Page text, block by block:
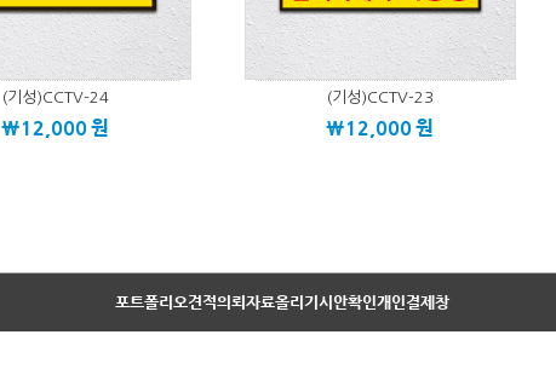
(기성)CCTV-24
\12,000원
(기성)CCTV-23
\12,000원
포트폴리오견적의뢰 자료올리기 시안확인개인결제창